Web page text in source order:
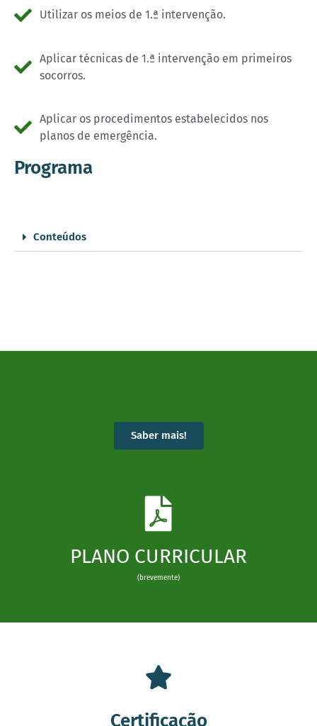
Utilizar os meios de 1.ª intervenção.
Aplicar técnicas de 1.ª intervenção em primeiros
socorros.
Aplicar os procedimentos estabelecidos nos
planos de emergência.
Programa
Conteúdos
Saber mais!
PLANO CURRICULAR
(brevemente)
Certificação